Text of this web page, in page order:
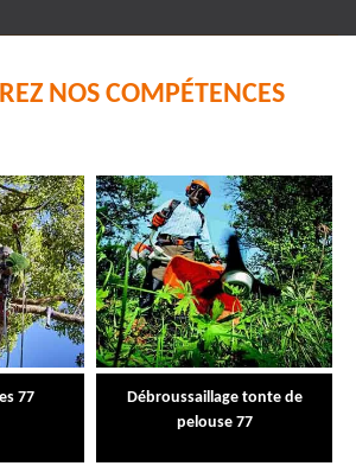
NOS COMPÉTENCES
77
Débroussaillage tonte de
pelouse 77